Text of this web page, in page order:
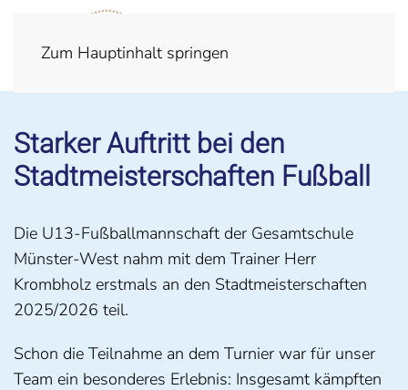
Zum Hauptinhalt springen
Starker Auftritt bei den
Stadtmeisterschaften Fußball
Die U13-Fußballmannschaft der Gesamtschule
Münster-West nahm mit dem Trainer Herr
Krombholz erstmals an den Stadtmeisterschaften
2025/2026 teil.
Schon die Teilnahme an dem Turnier war für unser
Team ein besonderes Erlebnis: Insgesamt kämpften